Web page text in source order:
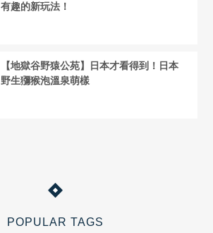
POPULAR TAGS
有趣的新玩法！
【地獄谷野猿公苑】日本才看得到！日本
野生獼猴泡溫泉萌樣